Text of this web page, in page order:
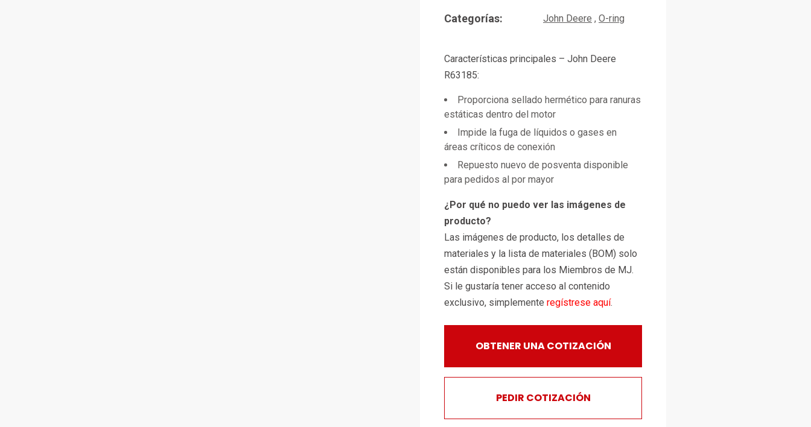
Categorías: John Deere O-ring
Características principales – John Deere
R63185:
Proporciona sellado hermético para ranuras
estáticas dentro del motor
Impide la fuga de líquidos o gases en
áreas críticos de conexión
Repuesto nuevo de posventa disponible
para pedidos al por mayor
¿Por qué no puedo ver las imágenes de
producto?
Las imágenes de producto, los detalles de
materiales y la lista de materiales (BOM) solo
están disponibles para los Miembros de MJ.
Si le gustaría tener acceso al contenido
exclusivo, simplemente regístrese aquí.
OBTENER UNA COTIZACIÓN
PEDIR COTIZACIÓN